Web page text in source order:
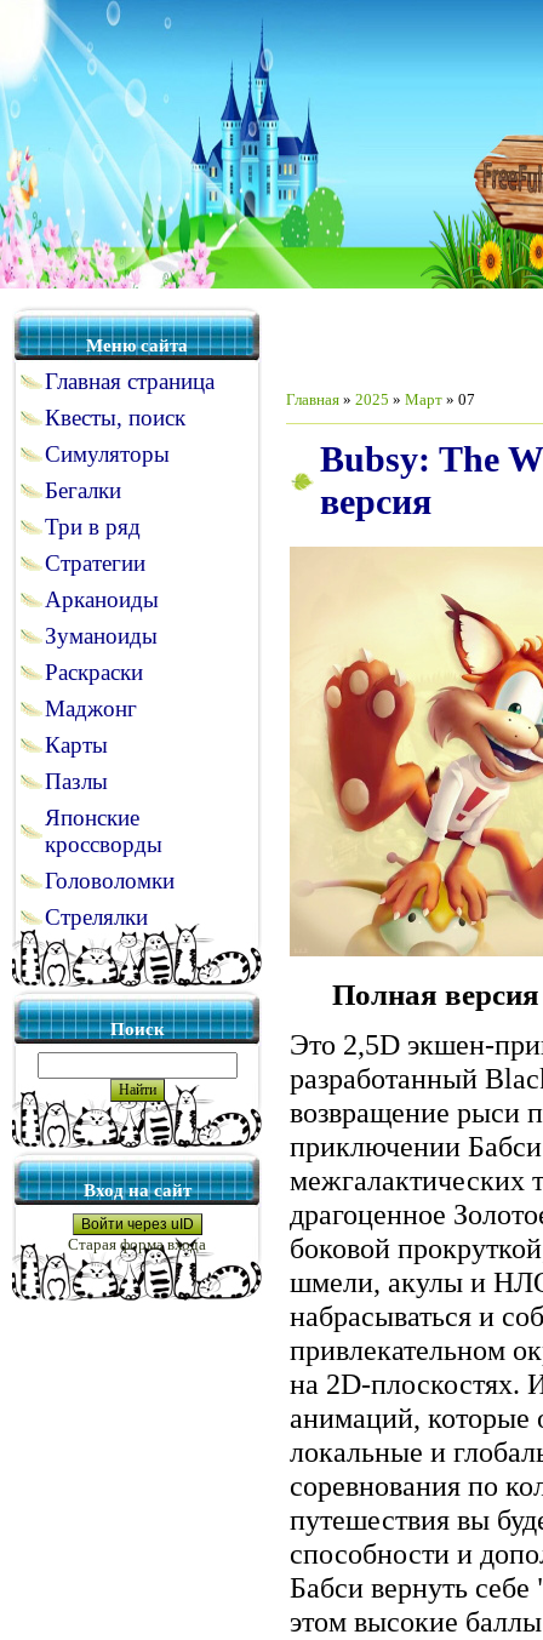
Меню сайта
Главная страница
Квесты, поиск
Симуляторы
Бегалки
Три в ряд
Стратегии
Арканоиды
Зуманоиды
Раскраски
Маджонг
Карты
Пазлы
Японские
кроссворды
Головоломки
Стрелялки
Поиск
Вход на сайт
Войти через uID
Старая форма входа
Главная » 2025 » Март » 07
Bubsy: The
версия
Полная
Это 2,5D экшен-
разработанный
возвращение рыси
приключении
межгалактических
драгоценное
боковой
шмели, акулы и
набрасываться и
привлекательном
на 2D-плоскостях.
анимаций, которые
локальные и
соревнования по
путешествия вы
способности и
Бабси вернуть
этом высокие